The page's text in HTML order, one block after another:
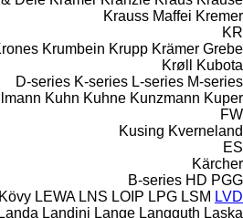
Krauss Maffei Kremer
KR
Krumbein Krupp Krämer Grebe
Krøll
Kubota
D-series K-series L-series M-series
Kuhn Kuhne Kunzmann Kuper
FW
Kusing Kverneland
ES
Kärcher
B-series HD PGG
Kövy LEWA LNS LOIP LPG LSM LVD
Landa Landini Lange Langguth Laska